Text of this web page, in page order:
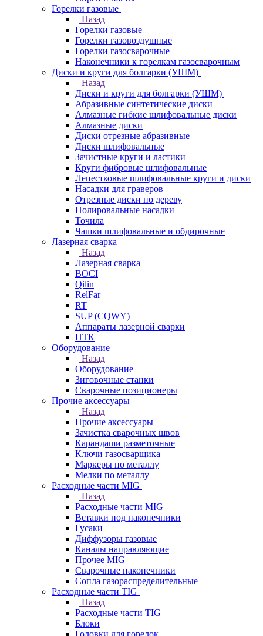
Горелки газовые
Назад
Горелки газовые
Горелки газовоздушные
Горелки газосварочные
Наконечники к горелкам газосварочным
Диски и круги для болгарки (УШМ)
Назад
Диски и круги для болгарки (УШМ)
Абразивные синтетические диски
Алмазные гибкие шлифовальные диски
Алмазные диски
Диски отрезные абразивные
Диски шлифовальные
Зачистные круги и ластики
Круги фибровые шлифовальные
Лепестковые шлифовальные круги и диски
Насадки для граверов
Отрезные диски по дереву
Полировальные насадки
Точила
Чашки шлифовальные и обдирочные
Лазерная сварка
Назад
Лазерная сварка
BOCI
Qilin
RelFar
RT
SUP (CQWY)
Аппараты лазерной сварки
ПТК
Оборудование
Назад
Оборудование
Зиговочные станки
Сварочные позиционеры
Прочие аксессуары
Назад
Прочие аксессуары
Зачистка сварочных швов
Карандаши разметочные
Ключи газосварщика
Маркеры по металлу
Мелки по металлу
Расходные части MIG
Назад
Расходные части MIG
Вставки под наконечники
Гусаки
Диффузоры газовые
Каналы направляющие
Прочее MIG
Сварочные наконечники
Сопла газораспределительные
Расходные части TIG
Назад
Расходные части TIG
Блоки
Головки для горелок